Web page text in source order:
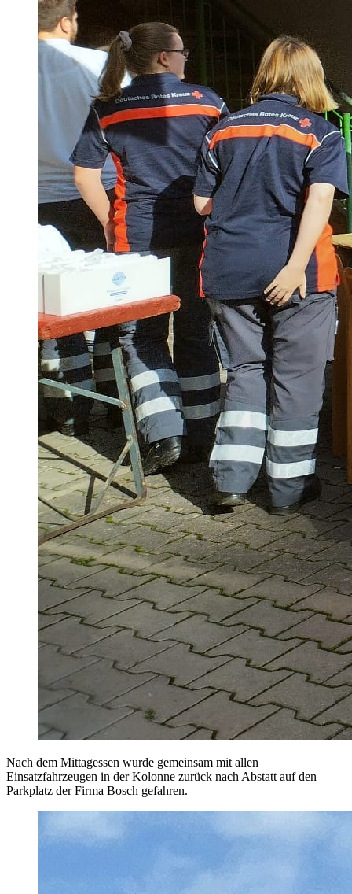
Nach dem Mittagessen wurde gemeinsam mit allen
Einsatzfahrzeugen in der Kolonne zurück nach Abstatt auf den
Parkplatz der Firma Bosch gefahren.